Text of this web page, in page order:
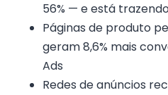
56% — e está
Páginas de produto
geram 8,6% mais
Ads
Redes de anúncios